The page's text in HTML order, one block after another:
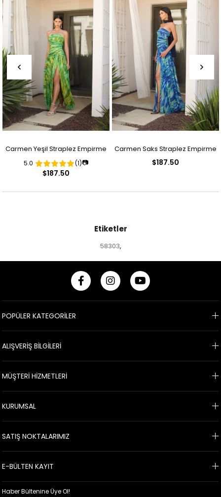
Carmen Yeşil Straplez Empirme
Desenli Abiye Elbise
5.0 (1)📷
$187.50
Carmen Saks Straplez Empirme
$187.50
Etiketler
58303,
POPÜLER KATEGORİLER
ALIŞVERİŞ BİLGİLERİ
MÜŞTERİ HİZMETLERİ
KURUMSAL
SATIŞ NOKTALARIMIZ
E-BÜLTEN KAYIT
Haber Bültenine Üye Ol!